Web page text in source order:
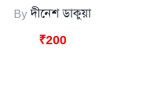
Byদীনেশ ডাকুয়া
₹200